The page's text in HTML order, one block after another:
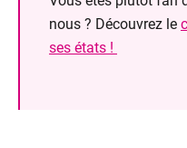
nous ? Découvrez le
ses états !